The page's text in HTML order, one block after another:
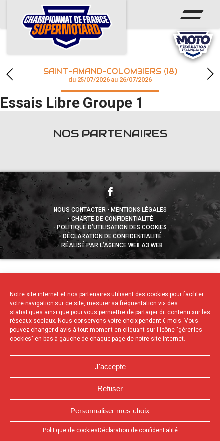
Notre site internet et nos partenaires utilisent des cookies pour faciliter
votre navigation sur ce site, mesurer sa fréquentation via des
statistiques ainsi que pour vous permettre de partager du contenu sur les
réseaux sociaux. Nous conservons votre choix pendant 6 mois. Vous
pouvez changer d'avis à tout moment en cliquant sur l'icône "gérer les
cookies" en bas à gauche de chaque page de notre site internet.
J'accepte
Refuser
Personnaliser mes choix
Politique de cookies Déclaration de confidentialité
Appuyez sur le bouton partager en bas de votre
ACCUEIL
ACTUS
CALENDRIER
CHAMPIONNAT
RÉSULTATS
SAINT-AMAND-COLOMBIERS (18)
du 25/07/2026 au 26/07/2026
Essais Libre Groupe 1
NOS PARTENAIRES
NOUS CONTACTER
MENTIONS LÉGALES
CHARTE DE CONFIDENTIALITÉ
POLITIQUE D’UTILISATION DES COOKIES
DÉCLARATION DE CONFIDENTIALITÉ
RÉALISÉ PAR L’AGENCE WEB A3 WEB